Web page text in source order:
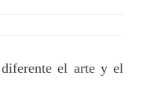
el arte y el